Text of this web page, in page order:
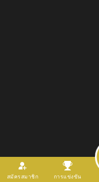
สมัครสมาชิก การแข่งขัน